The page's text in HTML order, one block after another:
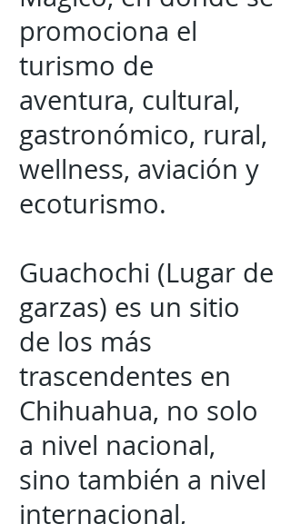
promociona el
turismo de
aventura, cultural,
gastronómico, rural,
wellness, aviación y
ecoturismo.
Guachochi (Lugar de
garzas) es un sitio
de los más
trascendentes en
Chihuahua, no solo
a nivel nacional,
sino también a nivel
internacional,